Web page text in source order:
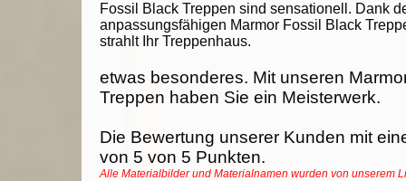
Fossil Black Treppen sind sensationell. Dank
anpassungsfähigen Marmor Fossil Black
strahlt Ihr Treppenhaus.
etwas besonderes. Mit unseren
Treppen haben Sie ein Meisterwerk.
Die Bewertung unserer Kunden mit
von 5 von 5 Punkten.
Alle Materialbilder und Materialnamen wurden von unserem